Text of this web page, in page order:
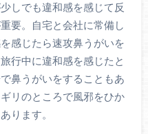
しでも違和感を感じて反
要。自宅と会社に常備し
感じたら速攻鼻うがいを
行中に違和感を感じたと
鼻うがいをすることもあ
リのところで風邪をひか
ります。